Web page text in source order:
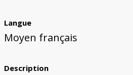
Langue
Moyen français
Description